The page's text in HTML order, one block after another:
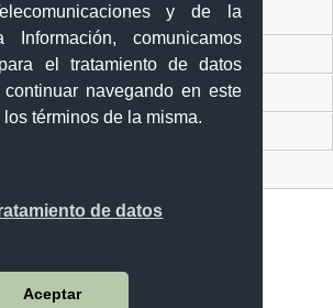
y de la
comunicamos
el tratamiento de datos
navegando en este
términos de la misma.
de datos
Aceptar
Única Virtual
Única de Comercio Exterior
Gobierno Abierto
Malecón y Aguirre